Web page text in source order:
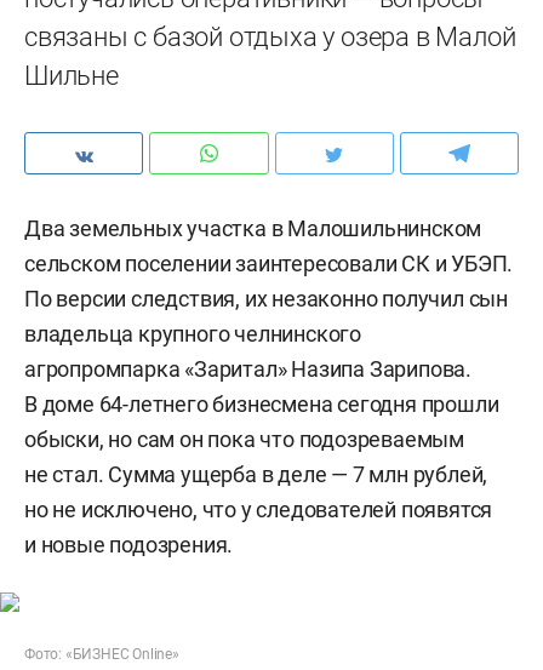
связаны с базой отдыха у озера в Малой
Шильне
Два земельных участка в Малошильнинском
сельском поселении заинтересовали СК и УБЭП.
По версии следствия, их незаконно получил сын
владельца крупного челнинского
агропромпарка «Заритал» Назипа Зарипова.
В доме 64-летнего бизнесмена сегодня прошли
обыски, но сам он пока что подозреваемым
не стал. Сумма ущерба в деле — 7 млн рублей,
но не исключено, что у следователей появятся
и новые подозрения.
Фото: «БИЗНЕС Online»